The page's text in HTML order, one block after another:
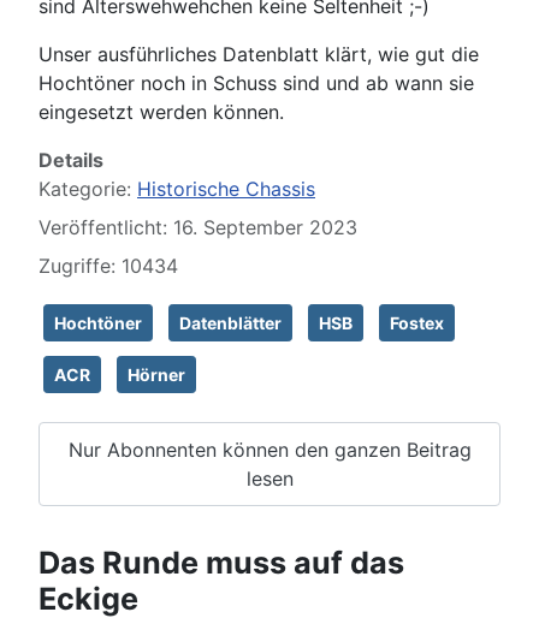
sind Alterswehwehchen keine Seltenheit ;-)
Unser ausführliches Datenblatt klärt, wie gut die
Hochtöner noch in Schuss sind und ab wann sie
eingesetzt werden können.
Details
Kategorie: Historische Chassis
Veröffentlicht: 16. September 2023
Zugriffe: 10434
Hochtöner Datenblätter HSB Fostex
ACR Hörner
Nur Abonnenten können den ganzen Beitrag
lesen
Das Runde muss auf das
Eckige